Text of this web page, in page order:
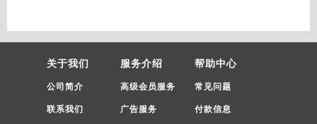
关于我们
公司简介
联系我们
服务介绍
高级会员服务
广告服务
帮助中心
常见问题
付款信息